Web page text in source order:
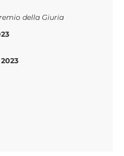
della Giuria